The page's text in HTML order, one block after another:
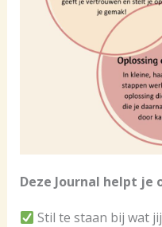
Deze Journal helpt je
Stil te staan bij wat